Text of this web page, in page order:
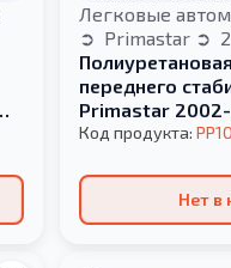
Легковые
Primastar
переднего
Primastar
Код продукта:
Нет в